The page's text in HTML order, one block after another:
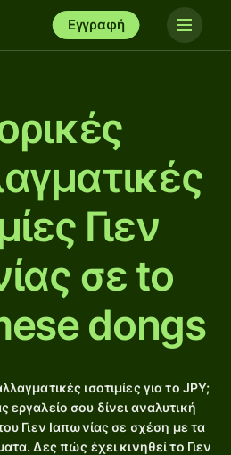
Εγγραφή
Γιεν
σε to
dongs
ισοτιμίες για το JPY;
σου δίνει αναλυτική
Γιεν Ιαπωνίας σε σχέση με τα
Δες πώς έχει κινηθεί το Γιεν